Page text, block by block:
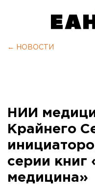
← НОВОСТИ
НИИ
Крайнего
серии книг
медицина»